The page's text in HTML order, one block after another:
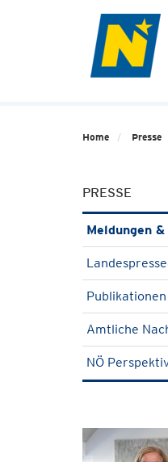
Home Presse
PRESSE
Meldungen
Publikationen
Amtliche
NÖ